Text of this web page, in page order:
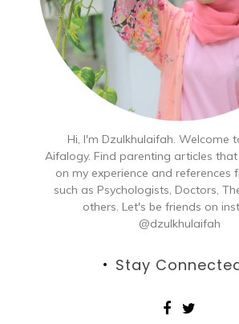
Hi, I'm Dzulkhulaifah. Welcome
Aifalogy. Find parenting articles
on my experience and references
such as Psychologists, Doctors,
others. Let's be friends on
@dzulkhulaifah
Stay